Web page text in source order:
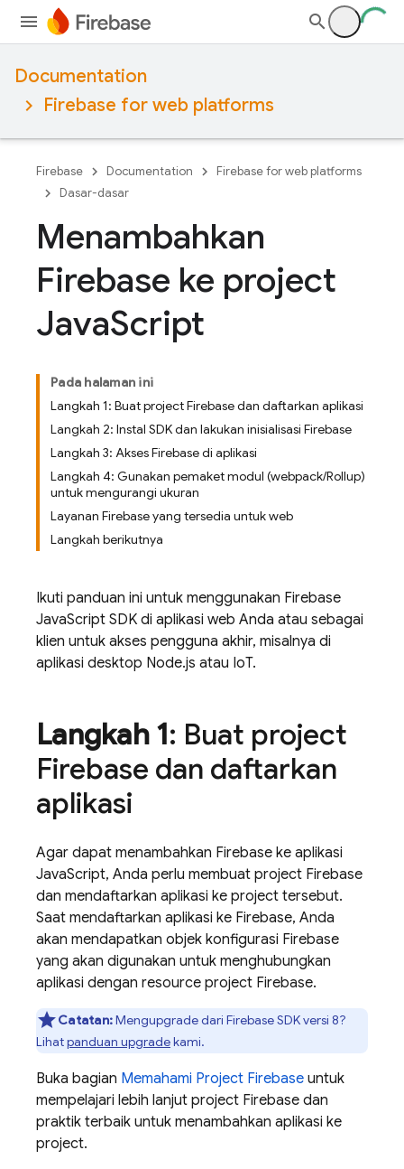
Documentation
Firebase for web platforms
Firebase Documentation
Firebase for web platforms
Dasar-dasar
Menambahkan
Firebase ke project
JavaScript
Pada halaman ini
Langkah 1: Buat project Firebase dan daftarkan aplikasi
Langkah 2: Instal SDK dan lakukan inisialisasi Firebase
Langkah 3: Akses Firebase di aplikasi
Langkah 4: Gunakan pemaket modul (webpack/Rollup)
untuk mengurangi ukuran
Layanan Firebase yang tersedia untuk web
Langkah berikutnya
Ikuti panduan ini untuk menggunakan Firebase
JavaScript SDK di aplikasi web Anda atau sebagai
klien untuk akses pengguna akhir, misalnya di
aplikasi desktop Node.js atau IoT.
Langkah 1: Buat project
Firebase dan daftarkan
aplikasi
Agar dapat menambahkan Firebase ke aplikasi
JavaScript, Anda perlu membuat project Firebase
dan mendaftarkan aplikasi ke project tersebut.
Saat mendaftarkan aplikasi ke Firebase, Anda
akan mendapatkan objek konfigurasi Firebase
yang akan digunakan untuk menghubungkan
aplikasi dengan resource project Firebase.
Catatan:Mengupgrade dari Firebase SDK versi 8?
Lihatpanduan upgradekami.
Buka bagian Memahami Project Firebase untuk
mempelajari lebih lanjut project Firebase dan
praktik terbaik untuk menambahkan aplikasi ke
project.